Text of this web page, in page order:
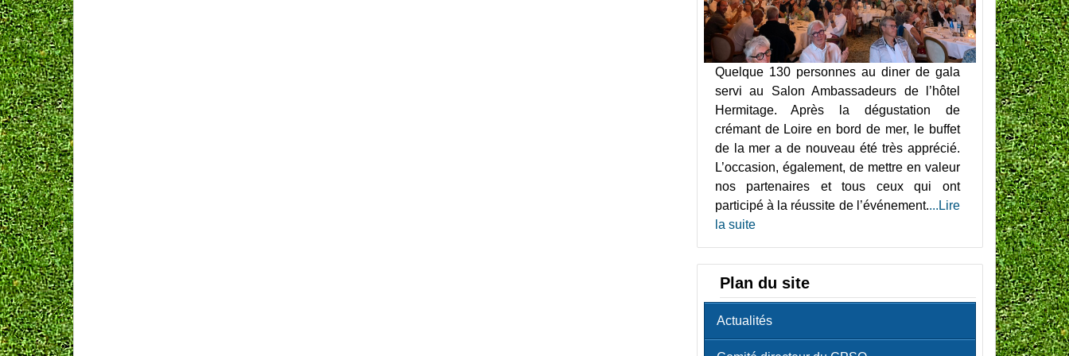
Quelque 130 personnes au diner de gala
servi au Salon Ambassadeurs de l’hôtel
Hermitage. Après la dégustation de
crémant de Loire en bord de mer, le buffet
de la mer a de nouveau été très apprécié.
L’occasion, également, de mettre en valeur
nos partenaires et tous ceux qui ont
participé à la réussite de l’événement....Lire
la suite
Plan du site
Actualités